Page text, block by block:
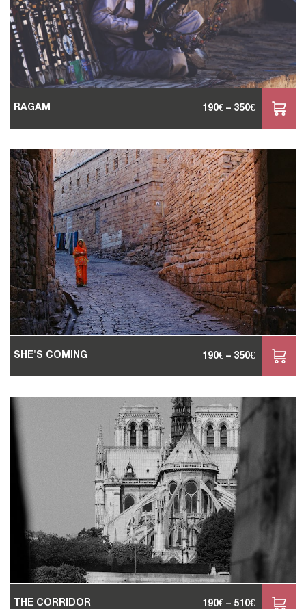
RAGAM 190€ – 350€
SHE'S COMING 190€ – 350€
THE CORRIDOR 190€ – 510€